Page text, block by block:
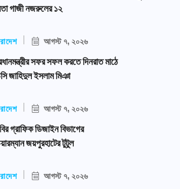
গাজী নজরুলের ১২
আগস্ট ৭, ২০২৬
সফর সফল করতে দিনরাত মাঠে
জাহিদুল ইসলাম মিঞা
আগস্ট ৭, ২০২৬
গ্রাফিক ডিজাইন বিভাগের
জয়পুরহাটের টুটুল
আগস্ট ৭, ২০২৬